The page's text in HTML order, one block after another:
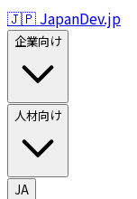
🇯🇵 JapanDev.jp
企業向け
人材向け
JA